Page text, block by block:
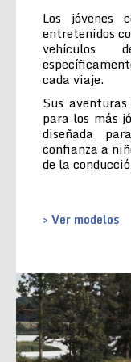
Los jóvenes
entretenidos
vehículos
cada viaje.
Sus
para los más
diseñada
confianza a
de la
> Ver modelos